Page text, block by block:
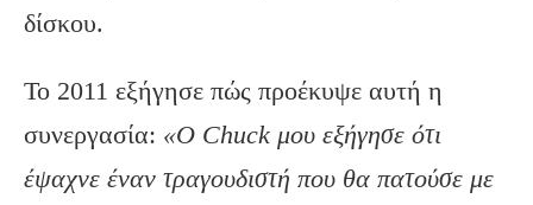
δίσκου.
Το 2011 εξήγησε πώς προέκυψε αυτή η
συνεργασία: «Ο Chuck μου εξήγησε ότι
έψαχνε έναν τραγουδιστή που θα πατούσε με